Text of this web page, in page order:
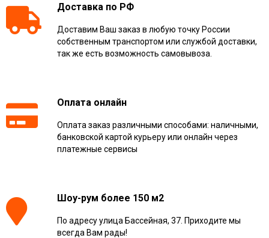
Доставка по РФ
Доставим Ваш заказ в любую точку России
собственным транспортом или службой доставки,
так же есть возможность самовывоза.
Оплата онлайн
Оплата заказ различными способами: наличными,
банковской картой курьеру или онлайн через
платежные сервисы
Шоу-рум более 150 м2
По адресу улица Бассейная, 37. Приходите мы
всегда Вам рады!